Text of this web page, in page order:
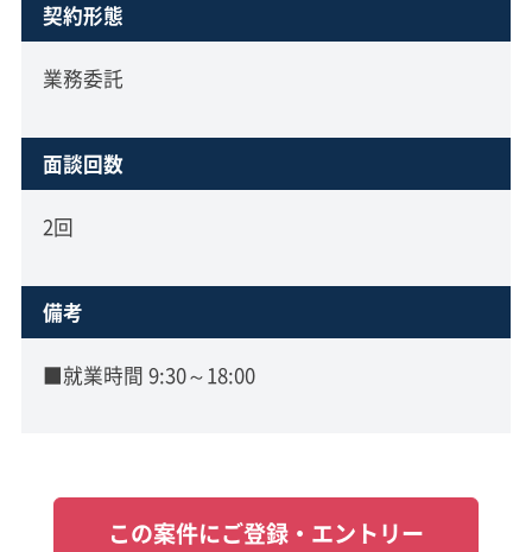
契約形態
業務委託
面談回数
2回
備考
■就業時間 9:30～18:00
この案件にご登録・エントリー